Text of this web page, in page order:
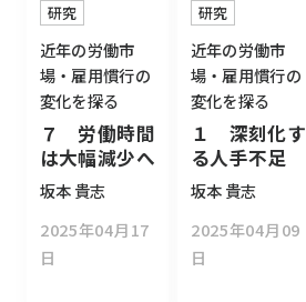
研究
近年の労働市
場・雇用慣行の
変化を探る
７ 労働時間
は大幅減少へ
坂本 貴志
2025年04月17
日
研究
近年の労働市
場・雇用慣行の
変化を探る
１ 深刻化す
る人手不足
坂本 貴志
2025年04月09
日